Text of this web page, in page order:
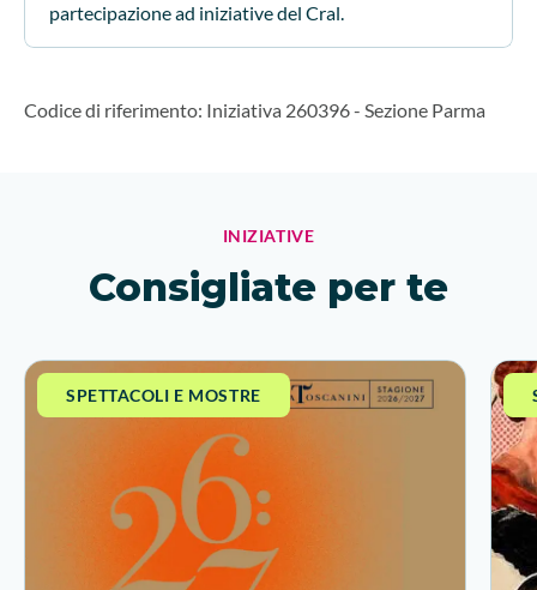
partecipazione ad iniziative del Cral.
Codice di riferimento: Iniziativa 260396- Sezione Parma
INIZIATIVE
Consigliate per te
SPETTACOLI E MOSTRE